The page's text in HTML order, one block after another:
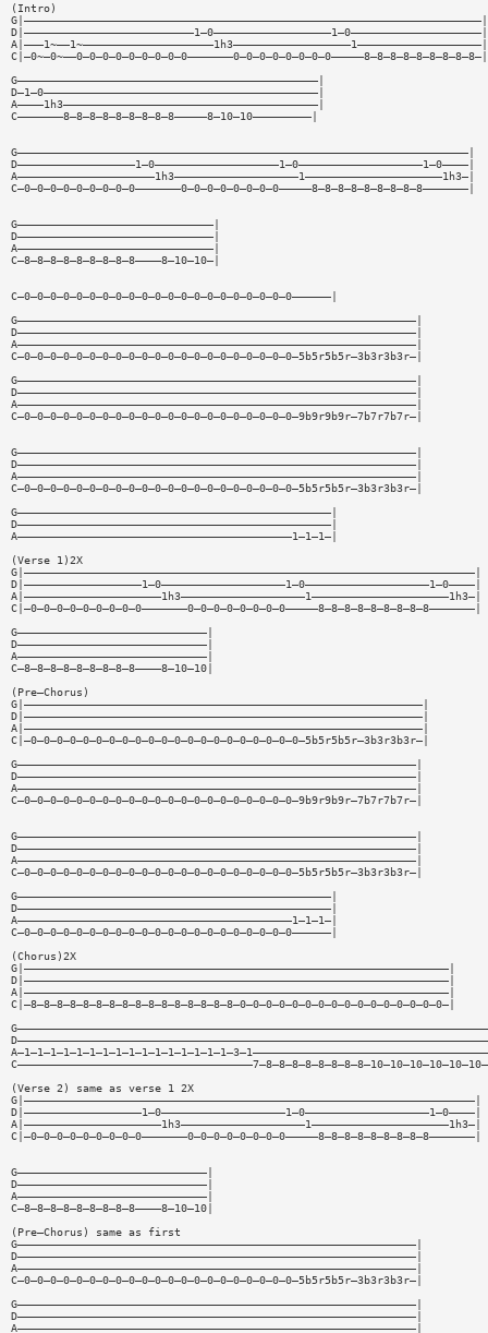
(Intro)
G|——————————————————————————————————————————————————————————————————————|
D|——————————————————————————1—0——————————————————1—0————————————————————|
A|———1~——1~————————————————————1h3——————————————————1———————————————————|
C|—0~—0~——0—0—0—0—0—0—0—0—0———————0—0—0—0—0—0—0—0—————8—8—8—8—8—8—8—8—8—|
G——————————————————————————————————————————————|
D—1—0——————————————————————————————————————————|
A————1h3———————————————————————————————————————|
C———————8—8—8—8—8—8—8—8—8—————8—10—10—————————|
G—————————————————————————————————————————————————————————————————————|
D——————————————————1—0———————————————————1—0———————————————————1—0————|
A—————————————————————1h3———————————————————1—————————————————————1h3—|
C—0—0—0—0—0—0—0—0—0———————0—0—0—0—0—0—0—0—————8—8—8—8—8—8—8—8—8———————|
G——————————————————————————————|
D——————————————————————————————|
A——————————————————————————————|
C—8—8—8—8—8—8—8—8—8————8—10—10—|
C—0—0—0—0—0—0—0—0—0—0—0—0—0—0—0—0—0—0—0—0—0——————|
G—————————————————————————————————————————————————————————————|
D—————————————————————————————————————————————————————————————|
A—————————————————————————————————————————————————————————————|
C—0—0—0—0—0—0—0—0—0—0—0—0—0—0—0—0—0—0—0—0—0—5b5r5b5r—3b3r3b3r—|
G—————————————————————————————————————————————————————————————|
D—————————————————————————————————————————————————————————————|
A—————————————————————————————————————————————————————————————|
C—0—0—0—0—0—0—0—0—0—0—0—0—0—0—0—0—0—0—0—0—0—9b9r9b9r—7b7r7b7r—|
G—————————————————————————————————————————————————————————————|
D—————————————————————————————————————————————————————————————|
A—————————————————————————————————————————————————————————————|
C—0—0—0—0—0—0—0—0—0—0—0—0—0—0—0—0—0—0—0—0—0—5b5r5b5r—3b3r3b3r—|
G————————————————————————————————————————————————|
D————————————————————————————————————————————————|
A——————————————————————————————————————————1—1—1—|
(Verse 1)2X
G|—————————————————————————————————————————————————————————————————————|
D|——————————————————1—0———————————————————1—0———————————————————1—0————|
A|—————————————————————1h3———————————————————1—————————————————————1h3—|
C|—0—0—0—0—0—0—0—0—0———————0—0—0—0—0—0—0—0—————8—8—8—8—8—8—8—8—8———————|
G—————————————————————————————|
D—————————————————————————————|
A—————————————————————————————|
C—8—8—8—8—8—8—8—8—8————8—10—10|
(Pre—Chorus)
G|—————————————————————————————————————————————————————————————|
D|—————————————————————————————————————————————————————————————|
A|—————————————————————————————————————————————————————————————|
C|—0—0—0—0—0—0—0—0—0—0—0—0—0—0—0—0—0—0—0—0—0—5b5r5b5r—3b3r3b3r—|
G—————————————————————————————————————————————————————————————|
D—————————————————————————————————————————————————————————————|
A—————————————————————————————————————————————————————————————|
C—0—0—0—0—0—0—0—0—0—0—0—0—0—0—0—0—0—0—0—0—0—9b9r9b9r—7b7r7b7r—|
G—————————————————————————————————————————————————————————————|
D—————————————————————————————————————————————————————————————|
A—————————————————————————————————————————————————————————————|
C—0—0—0—0—0—0—0—0—0—0—0—0—0—0—0—0—0—0—0—0—0—5b5r5b5r—3b3r3b3r—|
G————————————————————————————————————————————————|
D————————————————————————————————————————————————|
A——————————————————————————————————————————1—1—1—|
C—0—0—0—0—0—0—0—0—0—0—0—0—0—0—0—0—0—0—0—0—0——————|
(Chorus)2X
G|—————————————————————————————————————————————————————————————————|
D|—————————————————————————————————————————————————————————————————|
A|—————————————————————————————————————————————————————————————————|
C|—8—8—8—8—8—8—8—8—8—8—8—8—8—8—8—8—0—0—0—0—0—0—0—0—0—0—0—0—0—0—0—0—|
(Verse 2) same as verse 1 2X
G|—————————————————————————————————————————————————————————————————————|
D|——————————————————1—0———————————————————1—0———————————————————1—0————|
A|—————————————————————1h3———————————————————1—————————————————————1h3—|
C|—0—0—0—0—0—0—0—0—0———————0—0—0—0—0—0—0—0—————8—8—8—8—8—8—8—8—8———————|
G—————————————————————————————|
D—————————————————————————————|
A—————————————————————————————|
C—8—8—8—8—8—8—8—8—8————8—10—10|
(Pre—Chorus) same as first
G—————————————————————————————————————————————————————————————|
D—————————————————————————————————————————————————————————————|
A—————————————————————————————————————————————————————————————|
C—0—0—0—0—0—0—0—0—0—0—0—0—0—0—0—0—0—0—0—0—0—5b5r5b5r—3b3r3b3r—|
G—————————————————————————————————————————————————————————————|
D—————————————————————————————————————————————————————————————|
A—————————————————————————————————————————————————————————————|